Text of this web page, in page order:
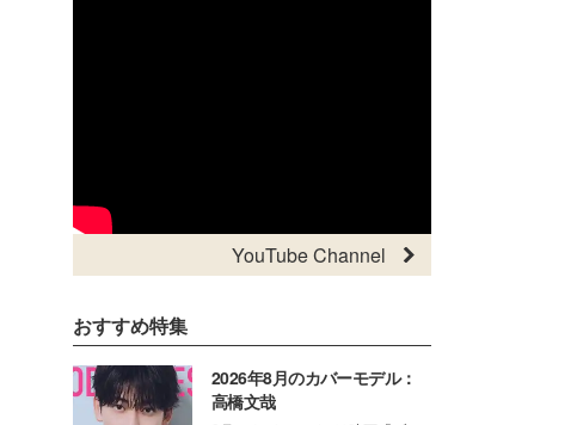
YouTube Channel
おすすめ特集
2026年8月のカバーモデル：
高橋文哉